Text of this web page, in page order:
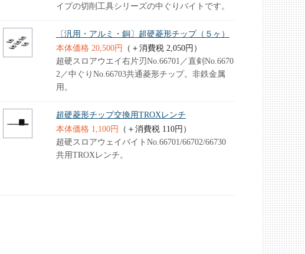
イプの切削工具シリーズの中ぐりバイトです。
〔汎用・アルミ・銅〕超硬菱形チップ（５ヶ）
本体価格 20,500円
（＋消費税 2,050円）
超硬スロアウエイ右片刃No.66701／直剣No.6670
2／中ぐりNo.66703共通菱形チップ。非鉄金属
用。
超硬菱形チップ交換用TROXレンチ
本体価格 1,100円
（＋消費税 110円）
超硬スロアウェイバイトNo.66701/66702/66730
共用TROXレンチ。